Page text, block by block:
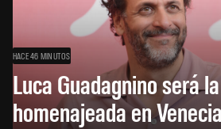
HACE 46 MINUTOS
Luca Guadagnino será
homenajeada en